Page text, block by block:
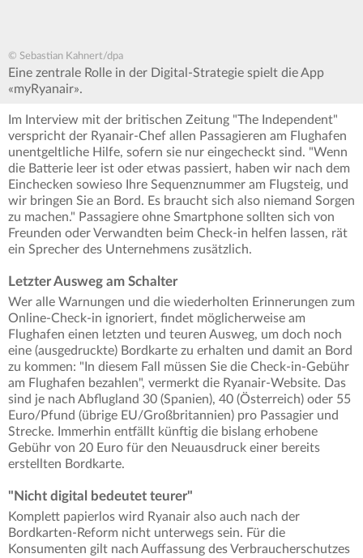
© Sebastian Kahnert/dpa
Eine zentrale Rolle in der Digital-Strategie spielt die App
«myRyanair».
Im Interview mit der britischen Zeitung "The Independent"
verspricht der Ryanair-Chef allen Passagieren am Flughafen
unentgeltliche Hilfe, sofern sie nur eingecheckt sind. "Wenn
die Batterie leer ist oder etwas passiert, haben wir nach dem
Einchecken sowieso Ihre Sequenznummer am Flugsteig, und
wir bringen Sie an Bord. Es braucht sich also niemand Sorgen
zu machen." Passagiere ohne Smartphone sollten sich von
Freunden oder Verwandten beim Check-in helfen lassen, rät
ein Sprecher des Unternehmens zusätzlich.
Letzter Ausweg am Schalter
Wer alle Warnungen und die wiederholten Erinnerungen zum
Online-Check-in ignoriert, findet möglicherweise am
Flughafen einen letzten und teuren Ausweg, um doch noch
eine (ausgedruckte) Bordkarte zu erhalten und damit an Bord
zu kommen: "In diesem Fall müssen Sie die Check-in-Gebühr
am Flughafen bezahlen", vermerkt die Ryanair-Website. Das
sind je nach Abflugland 30 (Spanien), 40 (Österreich) oder 55
Euro/Pfund (übrige EU/Großbritannien) pro Passagier und
Strecke. Immerhin entfällt künftig die bislang erhobene
Gebühr von 20 Euro für den Neuausdruck einer bereits
erstellten Bordkarte.
"Nicht digital bedeutet teurer"
Komplett papierlos wird Ryanair also auch nach der
Bordkarten-Reform nicht unterwegs sein. Für die
Konsumenten gilt nach Auffassung des Verbraucherschutzes